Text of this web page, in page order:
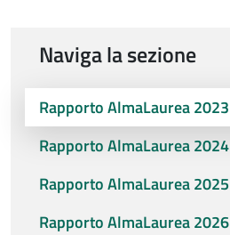
Naviga la sezione
Rapporto AlmaLaurea 2023
Rapporto AlmaLaurea 2024
Rapporto AlmaLaurea 2025
Rapporto AlmaLaurea 2026